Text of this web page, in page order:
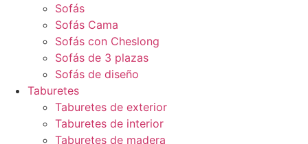
Sofás
Sofás Cama
Sofás con Cheslong
Sofás de 3 plazas
Sofás de diseño
Taburetes
Taburetes de exterior
Taburetes de interior
Taburetes de madera